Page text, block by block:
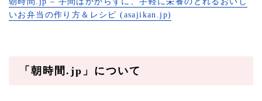
いお弁当の作り方＆レシピ (asajikan.jp)
「朝時間.jp」について